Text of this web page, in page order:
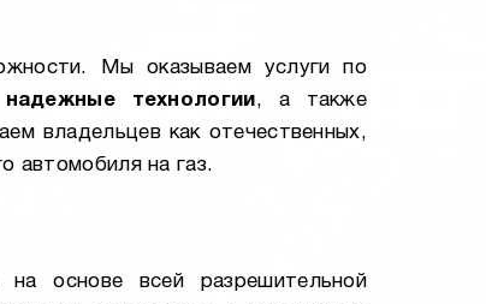
Мы оказываем услуги по
технологии, а также
владельцев как отечественных,
автомобиля на газ.
основе всей разрешительной